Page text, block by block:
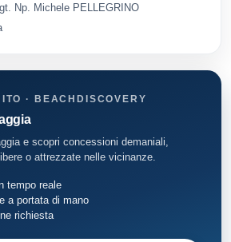
Np. Michele PELLEGRINO
· BEACHDISCOVERY
e scopri concessioni demaniali,
o attrezzate nelle vicinanze.
tempo reale
a portata di mano
richiesta